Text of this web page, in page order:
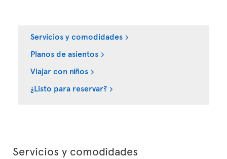
Servicios y comodidades
Planos de asientos
Viajar con niños
¿Listo para reservar?
Servicios y comodidades